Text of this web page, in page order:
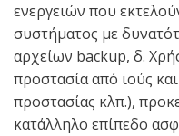
ενεργειών που
συστήματος με
αρχείων backup, δ.
προστασία από ιούς
προστασίας κλπ.),
κατάλληλο επίπεδο